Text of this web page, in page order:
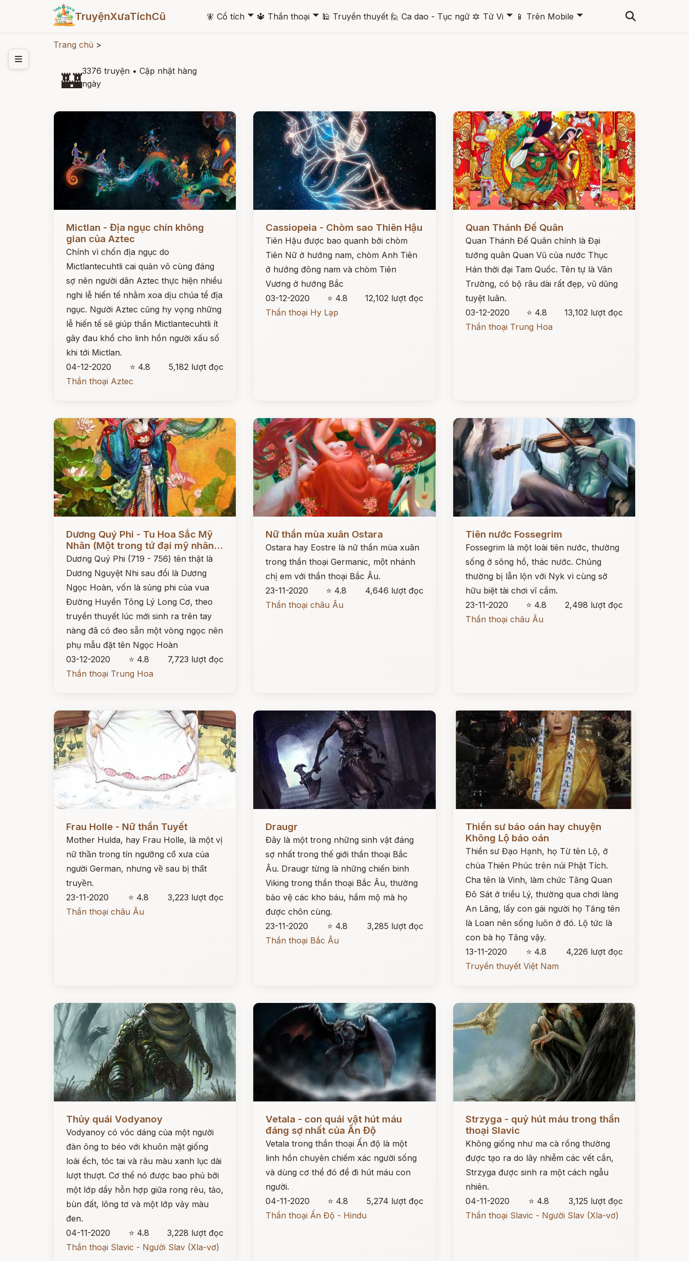
TruyệnXưaTíchCũ 🧚 Cổ tích 🞃 🔱 Thần thoại 🞃 🕌 Truyền thuyết 🙋 Ca dao - Tục ngữ 🔯 Tử Vi 🞃 📱 Trên Mobile 🞃
Trang chủ >
🏰3376 truyện • Cập nhật hàng
ngày
Mictlan - Địa ngục chín không
gian của Aztec
Chính vì chốn địa ngục do
Mictlantecuhtli cai quản vô cùng đáng
sợ nên người dân Aztec thực hiện nhiều
nghi lễ hiến tế nhằm xoa dịu chúa tể địa
ngục. Người Aztec cũng hy vọng những
lễ hiến tế sẽ giúp thần Mictlantecuhtli ít
gây đau khổ cho linh hồn người xấu số
khi tới Mictlan.
04-12-2020
⭐ 4.8
5,182 lượt đọc
Thần thoại Aztec
Cassiopeia - Chòm sao Thiên Hậu
Tiên Hậu được bao quanh bởi chòm
Tiên Nữ ở hướng nam, chòm Anh Tiên
ở hướng đông nam và chòm Tiên
Vương ở hướng Bắc
03-12-2020
⭐ 4.8
12,102 lượt đọc
Thần thoại Hy Lạp
Quan Thánh Đế Quân
Quan Thánh Đế Quân chính là Đại
tướng quân Quan Vũ của nước Thục
Hán thời đại Tam Quốc. Tên tự là Vân
Trường, có bộ râu dài rất đẹp, vũ dũng
tuyệt luân.
03-12-2020
⭐ 4.8
13,102 lượt đọc
Thần thoại Trung Hoa
Dương Quý Phi - Tu Hoa Sắc Mỹ
Nhân (Một trong tứ đại mỹ nhân...
Dương Quý Phi (719 - 756) tên thật là
Dương Nguyệt Nhi sau đổi là Dương
Ngọc Hoàn, vốn là sủng phi của vua
Đường Huyền Tông Lý Long Cơ, theo
truyền thuyết lúc mới sinh ra trên tay
nàng đã có đeo sẵn một vòng ngọc nên
phụ mẫu đặt tên Ngọc Hoàn
03-12-2020
⭐ 4.8
7,723 lượt đọc
Thần thoại Trung Hoa
Nữ thần mùa xuân Ostara
Ostara hay Eostre là nữ thần mùa xuân
trong thần thoại Germanic, một nhánh
chị em với thần thoại Bắc Âu.
23-11-2020
⭐ 4.8
4,646 lượt đọc
Thần thoại châu Âu
Tiên nước Fossegrim
Fossegrim là một loài tiên nước, thường
sống ở sông hồ, thác nước. Chúng
thường bị lẫn lộn với Nyk vì cùng sở
hữu biệt tài chơi vĩ cầm.
23-11-2020
⭐ 4.8
2,498 lượt đọc
Thần thoại châu Âu
Frau Holle - Nữ thần Tuyết
Mother Hulda, hay Frau Holle, là một vị
nữ thần trong tín ngưỡng cổ xưa của
người German, nhưng về sau bị thất
truyền.
23-11-2020
⭐ 4.8
3,223 lượt đọc
Thần thoại châu Âu
Draugr
Đây là một trong những sinh vật đáng
sợ nhất trong thế giới thần thoại Bắc
Âu. Draugr từng là những chiến binh
Viking trong thần thoại Bắc Âu, thường
bảo vệ các kho báu, hầm mộ mà họ
được chôn cùng.
23-11-2020
⭐ 4.8
3,285 lượt đọc
Thần thoại Bắc Âu
Đọc ngay
Thiền sư báo oán hay chuyện
Không Lộ báo oán
Thiền sư Đạo Hạnh, họ Từ tên Lộ, ở
chùa Thiên Phúc trên núi Phật Tích.
Cha tên là Vinh, làm chức Tăng Quan
Đô Sát ở triều Lý, thường qua chơi làng
An Lãng, lấy con gái người họ Tăng tên
là Loan nên sống luôn ở đó. Lộ tức là
con bà họ Tăng vậy.
13-11-2020
⭐ 4.8
4,226 lượt đọc
Truyền thuyết Việt Nam
Thủy quái Vodyanoy
Vodyanoy có vóc dáng của một người
đàn ông to béo với khuôn mặt giống
loài ếch, tóc tai và râu màu xanh lục dài
lượt thượt. Cơ thể nó được bao phủ bởi
một lớp dầy hỗn hợp giữa rong rêu, tảo,
bùn đất, lông tơ và một lớp vảy màu
đen.
04-11-2020
⭐ 4.8
3,228 lượt đọc
Thần thoại Slavic - Người Slav (Xla-vơ)
Vetala - con quái vật hút máu
đáng sợ nhất của Ấn Độ
Vetala trong thần thoại Ấn độ là một
linh hồn chuyên chiếm xác người sống
và dùng cơ thể đó để đi hút máu con
người.
04-11-2020
⭐ 4.8
5,274 lượt đọc
Thần thoại Ấn Độ - Hindu
Strzyga - quỷ hút máu trong thần
thoại Slavic
Không giống như ma cà rồng thường
được tạo ra do lây nhiễm các vết cắn,
Strzyga được sinh ra một cách ngẫu
nhiên.
04-11-2020
⭐ 4.8
3,125 lượt đọc
Thần thoại Slavic - Người Slav (Xla-vơ)